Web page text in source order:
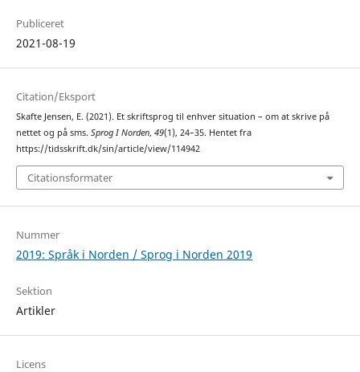
Publiceret
2021-08-19
Citation/Eksport
Skafte Jensen, E. (2021). Et skriftsprog til enhver situation – om at skrive på
nettet og på sms. Sprog I Norden, 49(1), 24–35. Hentet fra
https://tidsskrift.dk/sin/article/view/114942
Citationsformater
Nummer
2019: Språk i Norden / Sprog i Norden 2019
Sektion
Artikler
Licens